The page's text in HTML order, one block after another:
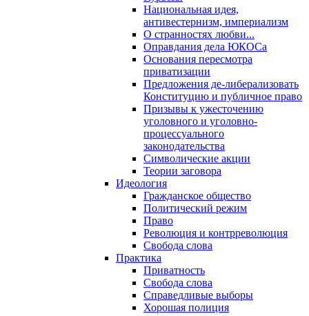
Национальная идея,
антивестернизм, империализм
О странностях любви...
Оправдания дела ЮКОСа
Основания пересмотра
приватизации
Предложения де-либерализовать
Конституцию и публичное право
Призывы к ужесточению
уголовного и уголовно-
процессуального
законодательства
Символические акции
Теории заговора
Идеология
Гражданское общество
Политический режим
Право
Революция и контрреволюция
Свобода слова
Практика
Приватность
Свобода слова
Справедливые выборы
Хорошая полиция